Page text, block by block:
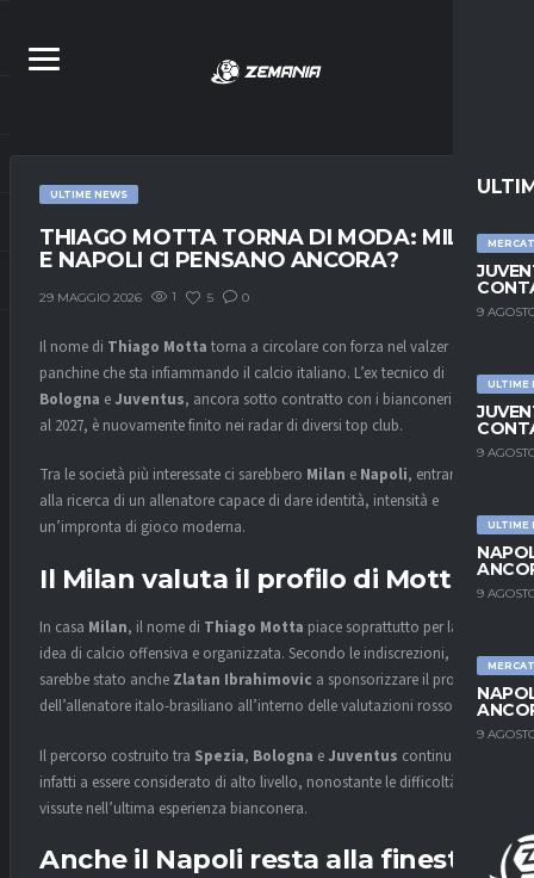
9
ULTIME
9
ULTIME
9
9
ULTIME NEWS
THIAGO MOTTA TORNA DI MODA: MILAN
E NAPOLI CI PENSANO ANCORA?
29 MAGGIO 2026 1 5 0
Il nome di Thiago Motta torna a circolare con forza nel valzer delle
panchine che sta infiammando il calcio italiano. L’ex tecnico di
Bologna eJuventus, ancora sotto contratto con i bianconeri fino
al 2027, è nuovamente finito nei radar di diversi top club.
Tra le società più interessate ci sarebbero Milan e Napoli, entrambe
alla ricerca di un allenatore capace di dare identità, intensità e
un’impronta di gioco moderna.
Il Milan valuta il profilo di Motta
In casa Milan, il nome di Thiago Motta piace soprattutto per la sua
idea di calcio offensiva e organizzata. Secondo le indiscrezioni,
sarebbe stato anche Zlatan Ibrahimovic a sponsorizzare il profilo
dell’allenatore italo-brasiliano all’interno delle valutazioni rossonere.
Il percorso costruito tra Spezia, Bologna eJuventus continua
infatti a essere considerato di alto livello, nonostante le difficoltà
vissute nell’ultima esperienza bianconera.
Anche il Napoli resta alla finestra